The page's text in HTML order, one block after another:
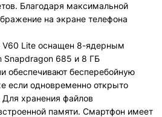
Благодаря максимальной
на экране телефона
V60 Lite оснащен 8-ядерным
Snapdragon 685 и 8 ГБ
обеспечивают бесперебойную
если одновременно открыто
хранения файлов
памяти. Смартфон имеет